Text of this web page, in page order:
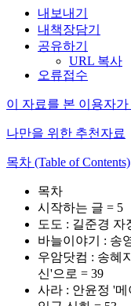
내보내기
내책장담기
공유하기
URL 복사
오류접수
이 자료를 본 이용자가
나만을 위한 추천자료
목차 (Table of Contents)
목차
시작하는 글 = 5
도도 : 길준경
바늘이야기 : 송
우암닷컴 : 송혜
신'으로 = 39
사라 : 안윤정 '메